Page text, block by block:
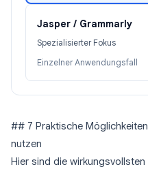
Jasper / Grammarly
Spezialisierter Fokus
Einzelner Anwendungsfall
## 7 Praktische
nutzen
Hier sind die